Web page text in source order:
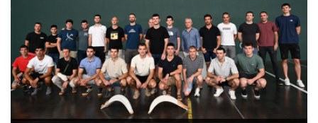
Babes zabala jaso du Ansak